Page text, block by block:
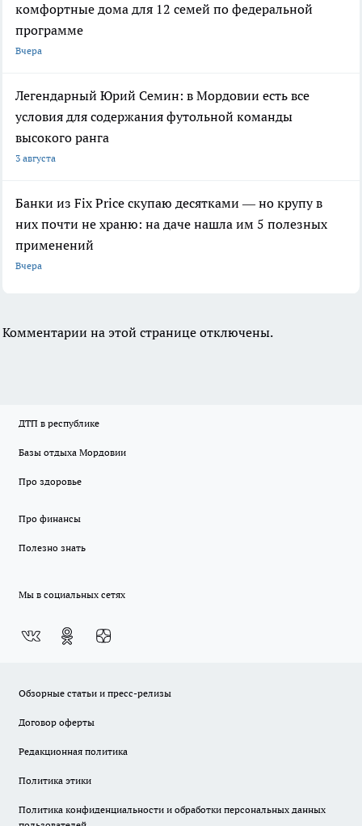
комфортные дома для 12 семей по федеральной
программе
Вчера
Легендарный Юрий Семин: в Мордовии есть все
условия для содержания футольной команды
высокого ранга
3 августа
Банки из Fix Price скупаю десятками — но крупу в
них почти не храню: на даче нашла им 5 полезных
применений
Вчера
Комментарии на этой странице отключены.
ДТП в республике
Базы отдыха Мордовии
Про здоровье
Про финансы
Полезно знать
Мы в социальных сетях
Обзорные статьи и пресс-релизы
Договор оферты
Редакционная политика
Политика этики
Политика конфиденциальности и обработки персональных данных